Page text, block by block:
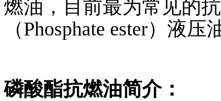
燃油，目前最为常见的
（Phosphate ester）液压
磷酸酯抗燃油简介：